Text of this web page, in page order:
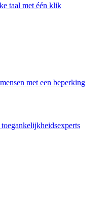
taal met één klik
met een beperking